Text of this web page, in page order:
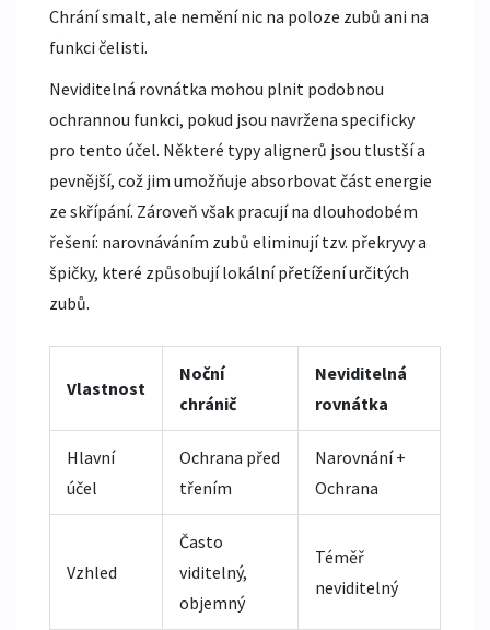
Chrání smalt, ale nemění nic na poloze zubů ani na
funkci čelisti.
Neviditelná rovnátka mohou plnit podobnou
ochrannou funkci, pokud jsou navržena specificky
pro tento účel. Některé typy alignerů jsou tlustší a
pevnější, což jim umožňuje absorbovat část energie
ze skřípání. Zároveň však pracují na dlouhodobém
řešení: narovnáváním zubů eliminují tzv. překryvy a
špičky, které způsobují lokální přetížení určitých
zubů.
Vlastnost
Noční
chránič
Neviditelná
rovnátka
Hlavní
účel
Ochrana před
třením
Narovnání +
Ochrana
Vzhled
Často
viditelný,
objemný
Téměř
neviditelný